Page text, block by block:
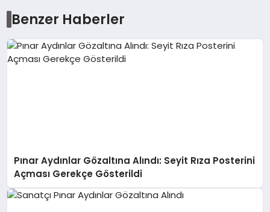
Benzer Haberler
Pınar Aydınlar Gözaltına Alındı: Seyit Rıza Posterini
Açması Gerekçe Gösterildi